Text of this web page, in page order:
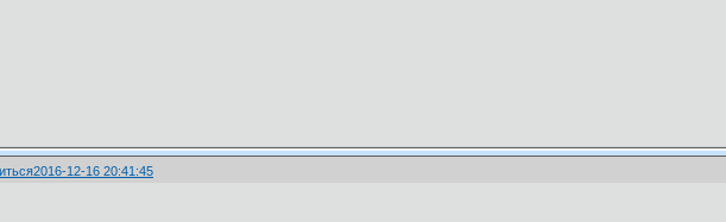
2016-12-16 20:41:45